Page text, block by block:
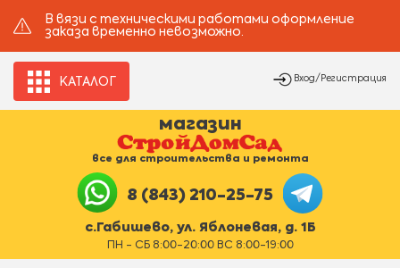
В вязи с техническими работами оформление
заказа временно невозможно.
КАТАЛОГ Вход/Регистрация
магазин
все для строительства и ремонта
8 (843) 210-25-75
с.Габишево, ул. Яблоневая, д. 1Б
ПН - СБ 8:00-20:00 ВС 8:00-19:00